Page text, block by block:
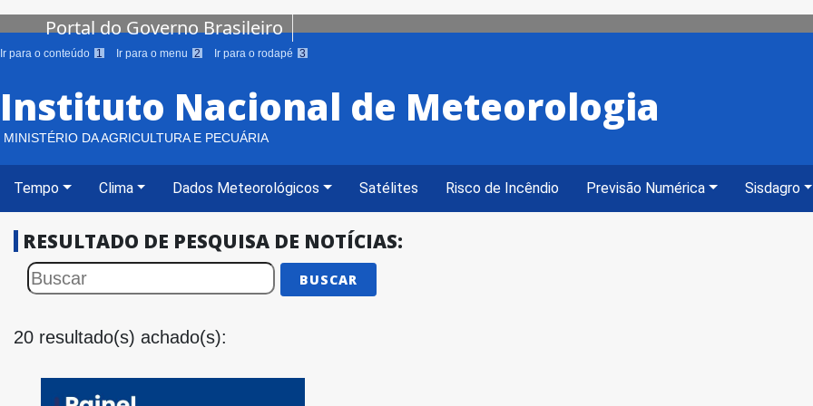
Portal do Governo Brasileiro
Ir para o conteúdo 1 Ir para o menu 2 Ir para o rodapé 3
Instituto Nacional de Meteorologia
MINISTÉRIO DA AGRICULTURA E PECUÁRIA
Tempo Clima Dados Meteorológicos Satélites Risco de Incêndio Previsão Numérica Sisdagro
RESULTADO DE PESQUISA DE NOTÍCIAS:
BUSCAR
20 resultado(s) achado(s):